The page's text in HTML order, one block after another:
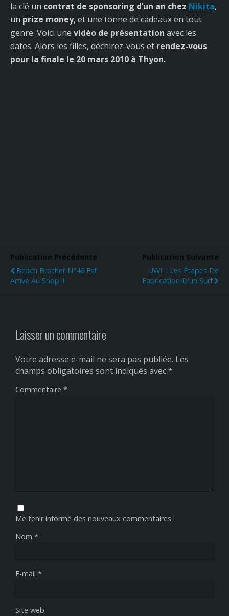
la clé un contrat de sponsoring d’un an chez Nikita,
un prize money, et une tonne de cadeaux en tout
genre. Voici une vidéo de présentation avec les
dates. Alors les filles, déchirez-vous et rendez-vous
pour la finale le 20 mars 2010 à Thyon.
Publication Précédente
Beach Brother N°46 Est
Arrivé Au Shop !!
Publication Suivante
UWL : Les Étapes De
Fabrication D'un Surf
Laisser un commentaire
Votre adresse e-mail ne sera pas publiée. Les
champs obligatoires sont indiqués avec*
Commentaire *
Me tenir informé des nouveaux commentaires !
Nom *
E-mail *
Site web